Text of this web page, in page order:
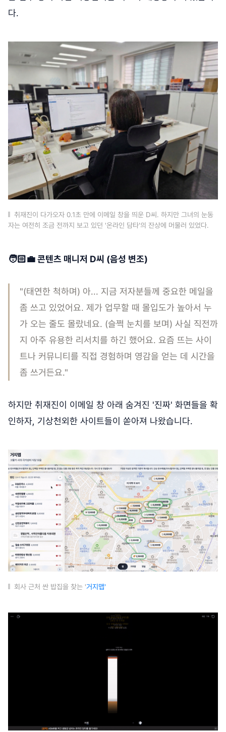
다.
취재진이 다가오자 0.1초 만에 이메일 창을 띄운 D씨. 하지만 그녀의 눈동
자는 여전히 조금 전까지 보고 있던 '온라인 담타'의 잔상에 머물러 있었다.
🧑🏻‍💼 콘텐츠 매니저 D씨 (음성 변조)
"(태연한 척하며) 아... 지금 저자분들께 중요한 메일을
좀 쓰고 있었어요. 제가 업무할 때 몰입도가 높아서 누
가 오는 줄도 몰랐네요. (슬쩍 눈치를 보며) 사실 직전까
지 아주 유용한 리서치를 하긴 했어요. 요즘 뜨는 사이
트나 커뮤니티를 직접 경험하며 영감을 얻는 데 시간을
좀 쓰거든요."
하지만 취재진이 이메일 창 아래 숨겨진 '진짜' 화면들을 확
인하자, 기상천외한 사이트들이 쏟아져 나왔습니다.
회사 근처 싼 밥집을 찾는 '거지맵'